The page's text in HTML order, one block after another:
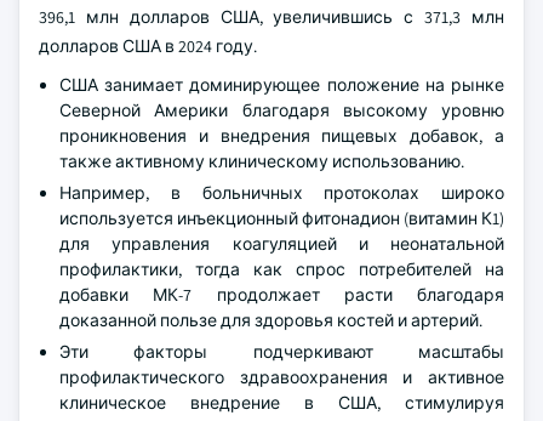
396,1 млн долларов США, увеличившись с 371,3 млн
долларов США в 2024 году.
США занимает доминирующее положение на рынке
Северной Америки благодаря высокому уровню
проникновения и внедрения пищевых добавок, а
также активному клиническому использованию.
Например, в больничных протоколах широко
используется инъекционный фитонадион (витамин К1)
для управления коагуляцией и неонатальной
профилактики, тогда как спрос потребителей на
добавки МК-7 продолжает расти благодаря
доказанной пользе для здоровья костей и артерий.
Эти факторы подчеркивают масштабы
профилактического здравоохранения и активное
клиническое внедрение в США, стимулируя